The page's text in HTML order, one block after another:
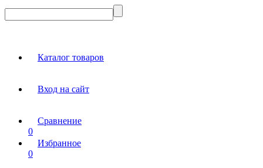
Каталог товаров
Вход на сайт
Сравнение
0
Избранное
0